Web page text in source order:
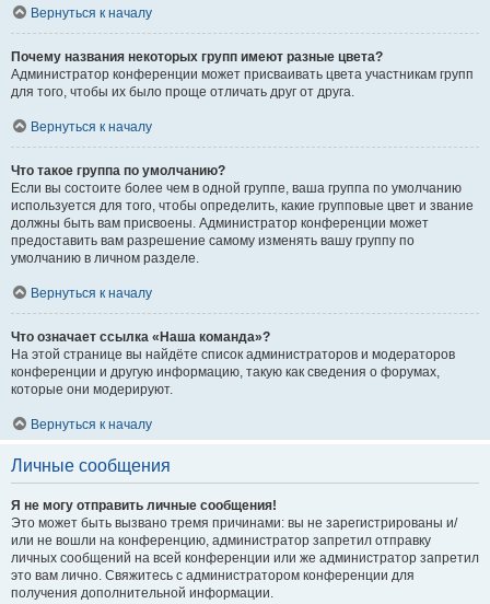
Вернуться к началу
Почему названия некоторых групп имеют разные цвета?
Администратор конференции может присваивать цвета участникам групп
для того, чтобы их было проще отличать друг от друга.
Вернуться к началу
Что такое группа по умолчанию?
Если вы состоите более чем в одной группе, ваша группа по умолчанию
используется для того, чтобы определить, какие групповые цвет и звание
должны быть вам присвоены. Администратор конференции может
предоставить вам разрешение самому изменять вашу группу по
умолчанию в личном разделе.
Вернуться к началу
Что означает ссылка «Наша команда»?
На этой странице вы найдёте список администраторов и модераторов
конференции и другую информацию, такую как сведения о форумах,
которые они модерируют.
Вернуться к началу
Личные сообщения
Я не могу отправить личные сообщения!
Это может быть вызвано тремя причинами: вы не зарегистрированы и/
или не вошли на конференцию, администратор запретил отправку
личных сообщений на всей конференции или же администратор запретил
это вам лично. Свяжитесь с администратором конференции для
получения дополнительной информации.